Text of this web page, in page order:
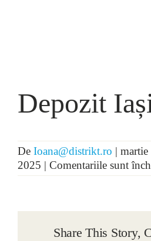
Depozit
DeIoana@distrikt.ro | martie
2025 | Comentariile sunt
Share This Story,